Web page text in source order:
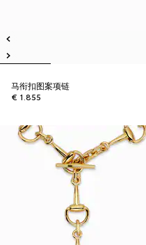
马衔扣图案项链
€ 1.855